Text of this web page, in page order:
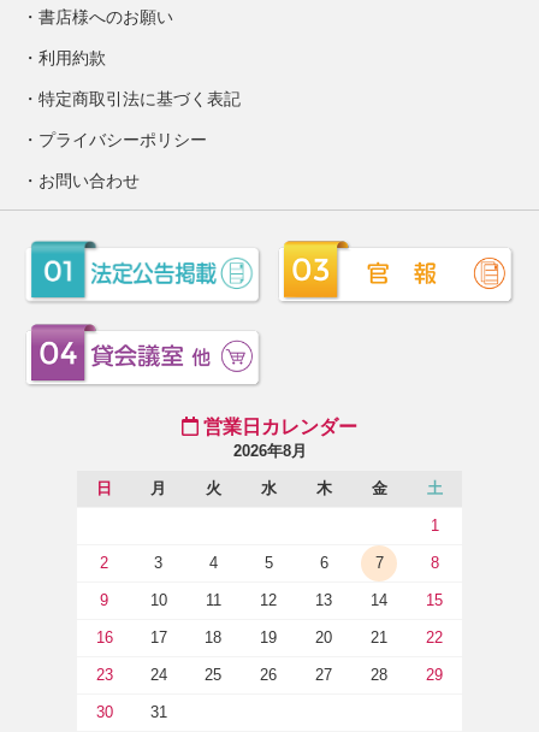
書店様へのお願い
利用約款
特定商取引法に基づく表記
プライバシーポリシー
お問い合わせ
営業日カレンダー
2026年8月
日 月 火 水 木 金 土
1
2 3 4 5 6 7 8
9 10 11 12 13 14 15
16 17 18 19 20 21 22
23 24 25 26 27 28 29
30 31